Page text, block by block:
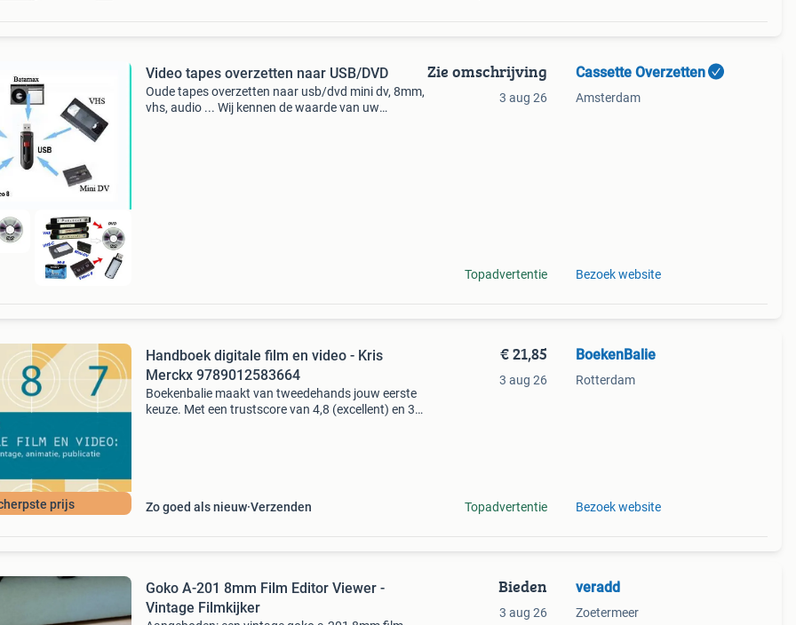
Video tapes overzetten naar USB/DVD
Oude tapes overzetten naar usb/dvd mini dv, 8mm,
vhs, audio ... Wij kennen de waarde van uw
Zie omschrijving
3 aug 26
Topadvertentie
Cassette Overzetten
Amsterdam
Bezoek website
prijs
Handboek digitale film en video - Kris
Merckx 9789012583664
Boekenbalie maakt van tweedehands jouw eerste
keuze. Met een trustscore van 4,8 (excellent) en 30
Zo goed als nieuw Verzenden
€ 21,85
3 aug 26
Topadvertentie
BoekenBalie
Rotterdam
Bezoek website
Goko A-201 8mm Film Editor Viewer -
Vintage Filmkijker
Bieden
3 aug 26
veradd
Zoetermeer